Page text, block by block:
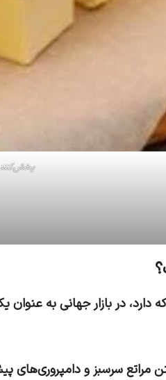
در بازار جهانی به
مراتع سرسبز و